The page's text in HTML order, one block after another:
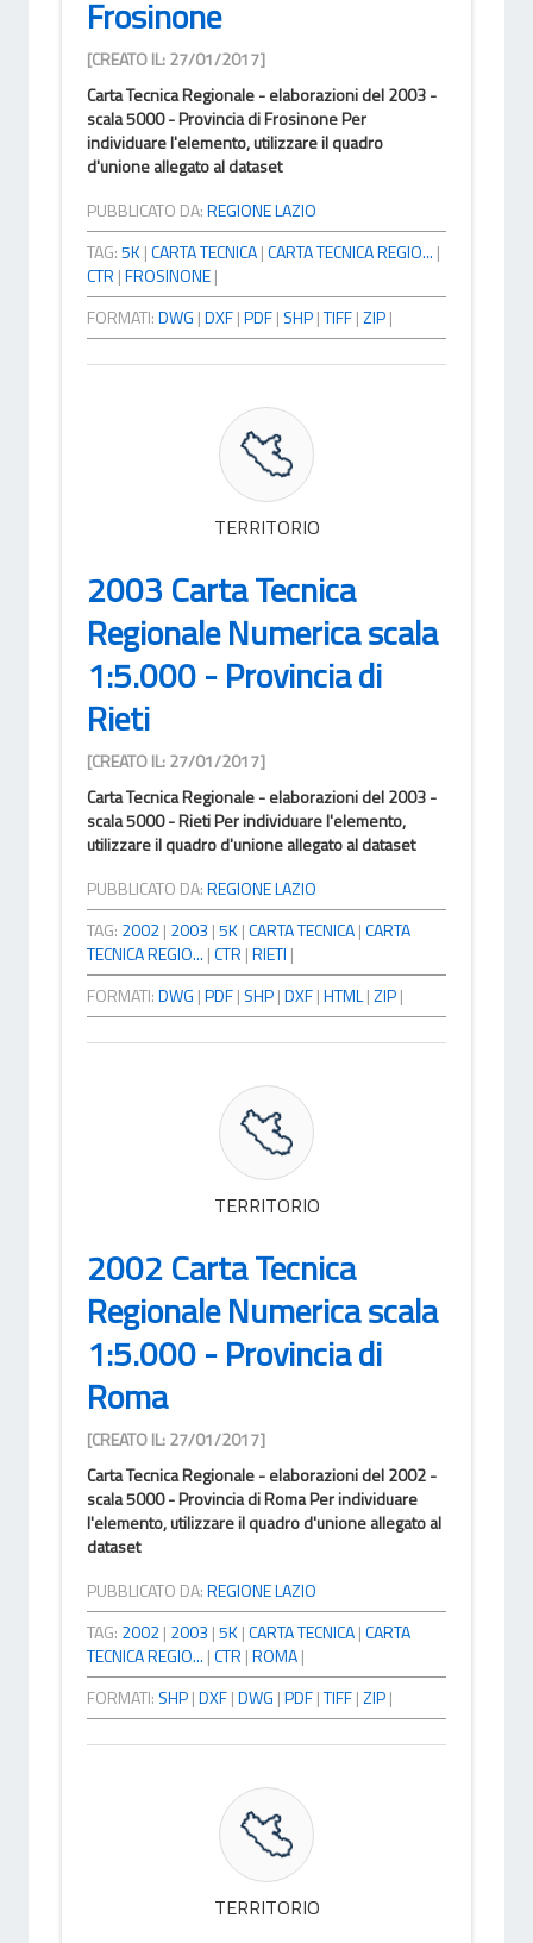
Frosinone
[CREATO IL: 27/01/2017]
Carta Tecnica Regionale - elaborazioni del 2003 -
scala 5000 - Provincia di Frosinone Per
individuare l'elemento, utilizzare il quadro
d'unione allegato al dataset
PUBBLICATO DA:REGIONE LAZIO
TAG:5K|CARTA TECNICA|CARTA TECNICA REGIO... |
CTR |FROSINONE|
FORMATI:DWG |DXF|PDF| SHP|TIFF|ZIP|
TERRITORIO
2003 Carta Tecnica
Regionale Numerica scala
1:5.000 - Provincia di
Rieti
[CREATO IL: 27/01/2017]
Carta Tecnica Regionale - elaborazioni del 2003 -
scala 5000 - Rieti Per individuare l'elemento,
utilizzare il quadro d'unione allegato al dataset
PUBBLICATO DA:REGIONE LAZIO
TAG: 2002| 2003 |5K|CARTA TECNICA|CARTA
TECNICA REGIO... |CTR |RIETI |
FORMATI:DWG |PDF| SHP|DXF|HTML|ZIP|
TERRITORIO
2002 Carta Tecnica
Regionale Numerica scala
1:5.000 - Provincia di
Roma
[CREATO IL: 27/01/2017]
Carta Tecnica Regionale - elaborazioni del 2002 -
scala 5000 - Provincia di Roma Per individuare
l'elemento, utilizzare il quadro d'unione allegato al
dataset
PUBBLICATO DA:REGIONE LAZIO
TAG: 2002| 2003 |5K|CARTA TECNICA|CARTA
TECNICA REGIO... |CTR |ROMA|
FORMATI: SHP|DXF|DWG |PDF|TIFF|ZIP|
TERRITORIO